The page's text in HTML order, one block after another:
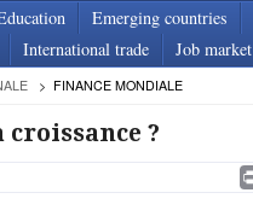
Emerging countries
International trade Job market
FINANCE MONDIALE
?